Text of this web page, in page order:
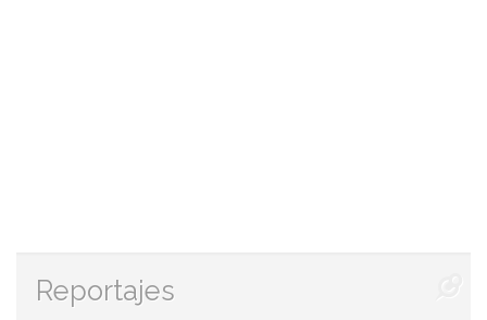
Reportajes